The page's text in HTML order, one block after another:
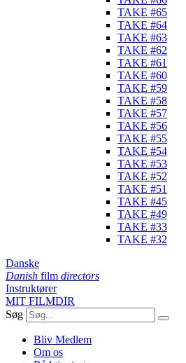
TAKE #65
TAKE #64
TAKE #63
TAKE #62
TAKE #61
TAKE #60
TAKE #59
TAKE #58
TAKE #57
TAKE #56
TAKE #55
TAKE #54
TAKE #53
TAKE #52
TAKE #51
TAKE #45
TAKE #49
TAKE #33
TAKE #32
Danske
Danish film directors
Instruktører
MIT FILMDIR
Søg
Bliv Medlem
Om os